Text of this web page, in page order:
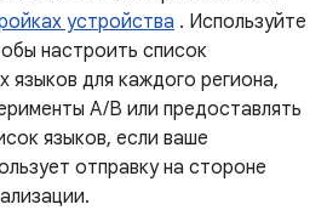
устройства . Используйте
настроить список
языков для каждого региона,
A/B или предоставлять
языков, если ваше
отправку на стороне